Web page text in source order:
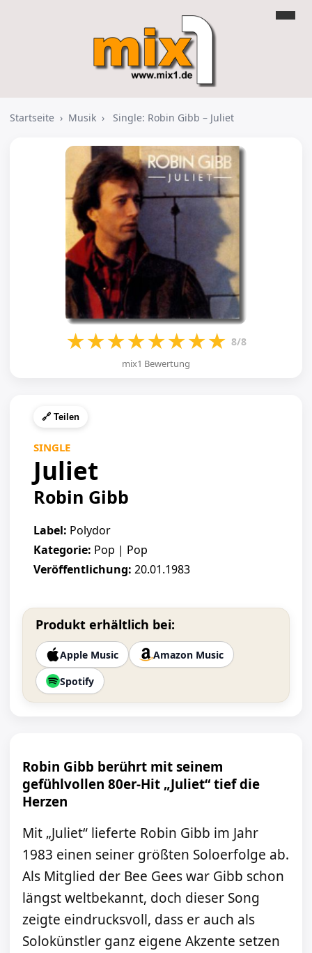
Startseite › Musik › Single: Robin Gibb – Juliet
★★★★★★★★ 8/8
mix1 Bewertung
🔗 Teilen
SINGLE
Juliet
Robin Gibb
Label: Polydor
Kategorie: Pop | Pop
Veröffentlichung: 20.01.1983
Produkt erhältlich bei:
Apple Music
Amazon Music
Spotify
Robin Gibb berührt mit seinem
gefühlvollen 80er-Hit „Juliet“ tief die
Herzen
Mit „Juliet“ lieferte Robin Gibb im Jahr
1983 einen seiner größten Soloerfolge ab.
Als Mitglied der Bee Gees war Gibb schon
längst weltbekannt, doch dieser Song
zeigte eindrucksvoll, dass er auch als
Solokünstler ganz eigene Akzente setzen